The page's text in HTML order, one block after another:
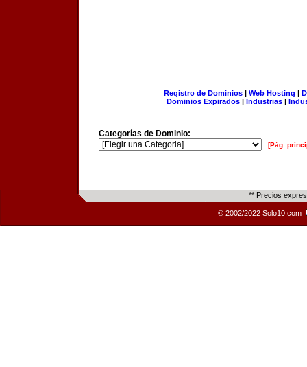
Registro de Dominios| Web Hosting |
Dominios Expirados | Industrias |
Categorías de Dominio:
[Pág.
** Precios
© 2002/2022 Solo10.com